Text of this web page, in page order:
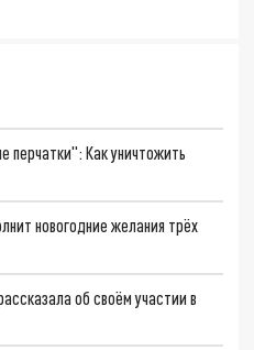
перчатки": Как уничтожить
новогодние желания трёх
об своём участии в